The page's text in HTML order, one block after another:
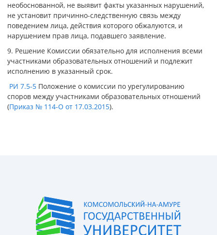
необоснованной, не выявит факты указанных нарушений,
не установит причинно-следственную связь между
поведением лица, действия которого обжалуются, и
нарушением прав лица, подавшего заявление.
9. Решение Комиссии обязательно для исполнения всеми
участниками образовательных отношений и подлежит
исполнению в указанный срок.
РИ 7.5-5 Положение о комиссии по урегулированию
споров между участниками образовательных отношений
(Приказ № 114-О от 17.03.2015).